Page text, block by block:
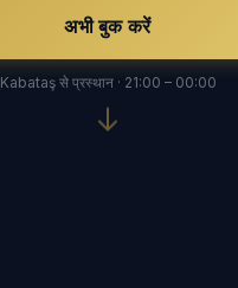
अभी बुक करें
Kabataş से प्रस्थान · 21:00 – 00:00